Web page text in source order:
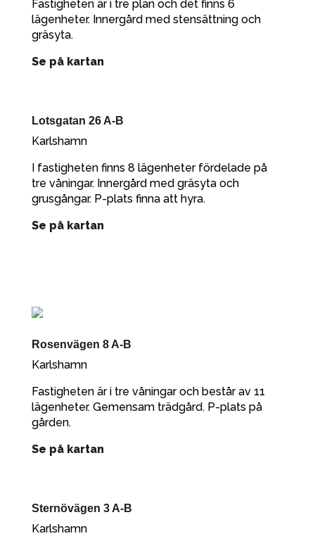
Fastigheten är i tre plan och det finns 6
lägenheter. Innergård med stensättning och
gräsyta.
Se på kartan
Lotsgatan 26 A-B
Karlshamn
I fastigheten finns 8 lägenheter fördelade på
tre våningar. Innergård med gräsyta och
grusgångar. P-plats finna att hyra.
Se på kartan
Rosenvägen 8 A-B
Karlshamn
Fastigheten är i tre våningar och består av 11
lägenheter. Gemensam trädgård. P-plats på
gården.
Se på kartan
Sternövägen 3 A-B
Karlshamn